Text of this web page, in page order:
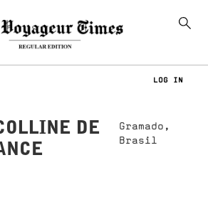
LOG IN
DE
Gramado,
Brasil